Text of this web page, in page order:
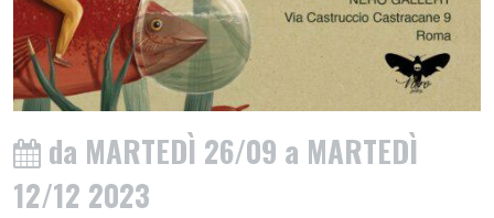
da MARTEDÌ 26/09 a MARTEDÌ
12/12 2023